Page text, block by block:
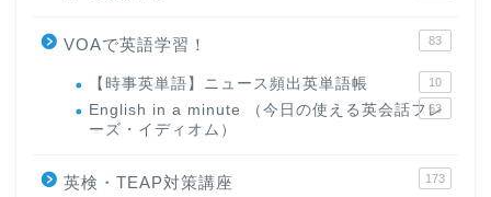
VOAで英語学習！ 83
【時事英単語】ニュース頻出英単語帳 10
English in a minute （今日の使える英会話フレ
ーズ・イディオム）
63
英検・TEAP対策講座 173